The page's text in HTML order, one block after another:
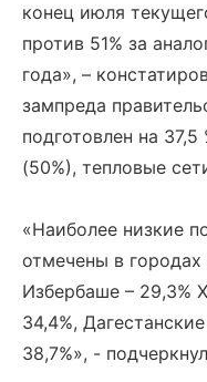
конец июля
против 51% за
года», –
зампреда
подготовлен на
(50%), тепловые
«Наиболее низкие
отмечены в городах
Избербаше – 29,3%
34,4%,
38,7%», -